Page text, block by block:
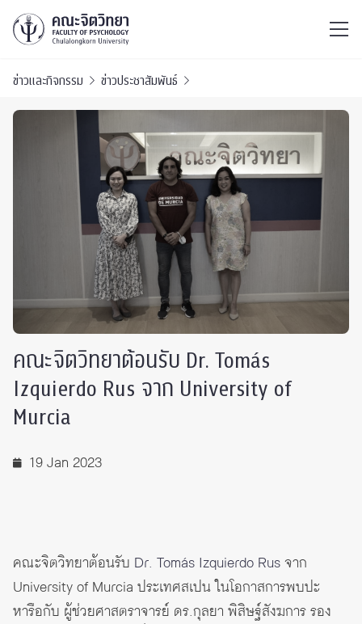
ข่าวและกิจกรรม ข่าวประชาสัมพันธ์
คณะจิตวิทยาต้อนรับ Dr. Tomás
Izquierdo Rus จาก University of
Murcia
19 Jan 2023
คณะจิตวิทยาต้อนรับ Dr. Tomás Izquierdo Rusจาก
University of Murcia ประเทศสเปน ในโอกาสการพบปะ
หารือกับ ผู้ช่วยศาสตราจารย์ ดร.กุลยา พิสิษฐ์สังฆการ รอง